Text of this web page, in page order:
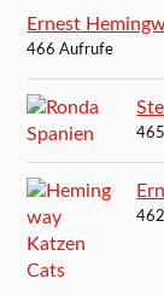
Ernest
466 Aufrufe